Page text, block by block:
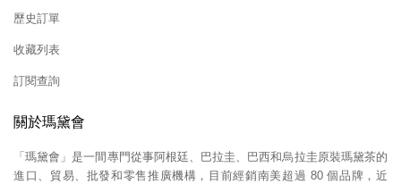
歷史訂單
收藏列表
訂閱查詢
關於瑪黛會
「瑪黛會」是一間專門從事阿根廷、巴拉圭、巴西和烏拉圭原裝瑪黛茶的
進口、貿易、批發和零售推廣機構，目前經銷南美超過 80 個品牌，近